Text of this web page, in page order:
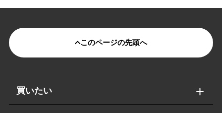
このページの先頭へ
買いたい